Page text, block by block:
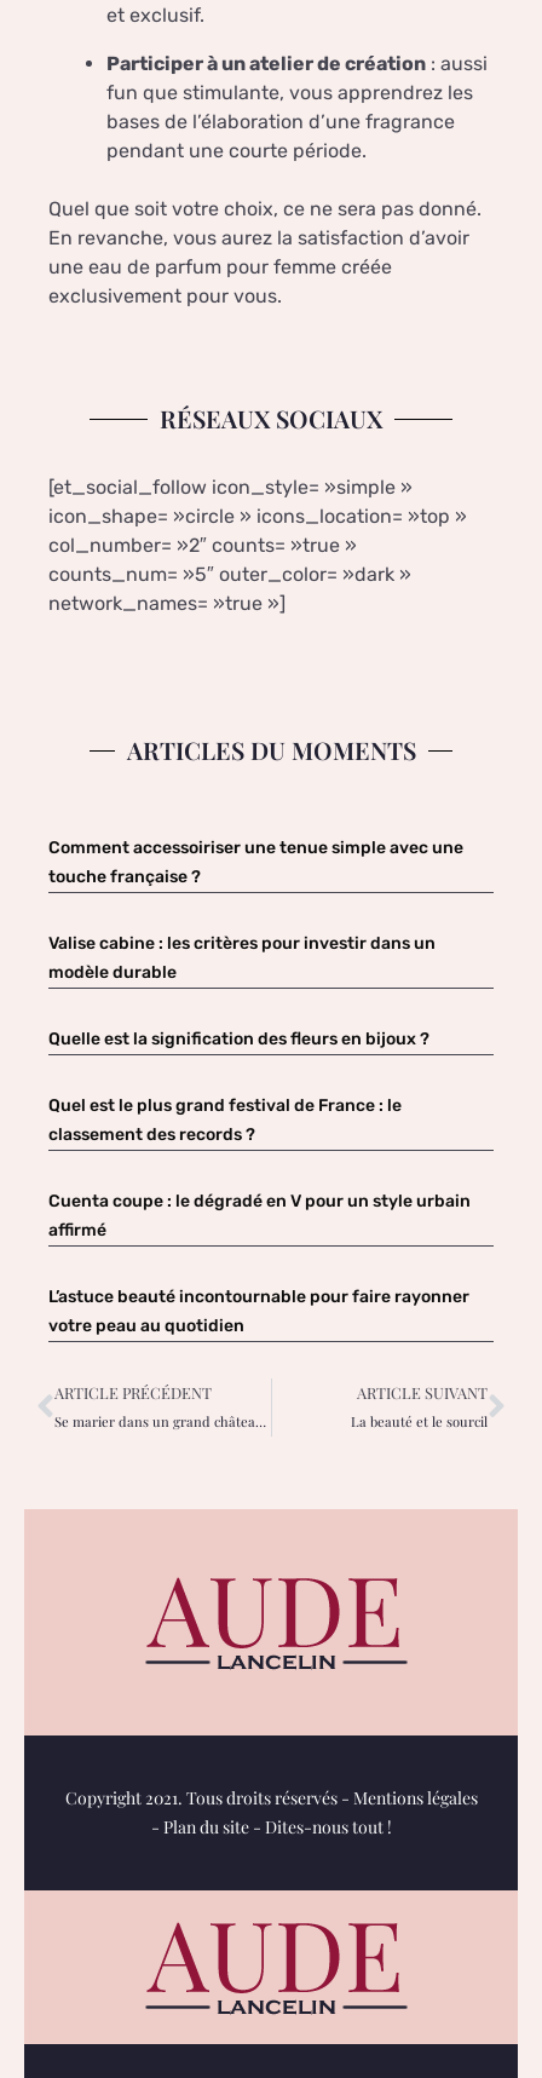
et exclusif.
Participer à un atelier de création : aussi
fun que stimulante, vous apprendrez les
bases de l’élaboration d’une fragrance
pendant une courte période.
Quel que soit votre choix, ce ne sera pas donné.
En revanche, vous aurez la satisfaction d’avoir
une eau de parfum pour femme créée
exclusivement pour vous.
RÉSEAUX SOCIAUX
[et_social_follow icon_style= »simple »
icon_shape= »circle » icons_location= »top »
col_number= »2″ counts= »true »
counts_num= »5″ outer_color= »dark »
network_names= »true »]
ARTICLES DU MOMENTS
Comment accessoiriser une tenue simple avec une
touche française ?
Valise cabine : les critères pour investir dans un
modèle durable
Quelle est la signification des fleurs en bijoux ?
Quel est le plus grand festival de France : le
classement des records ?
Cuenta coupe : le dégradé en V pour un style urbain
affirmé
L’astuce beauté incontournable pour faire rayonner
votre peau au quotidien
ARTICLE PRÉCÉDENT
Se marier dans un grand château à Lyon
ARTICLE SUIVANT
La beauté et le sourcil
Copyright 2021. Tous droits réservés - Mentions légales
- Plan du site- Dites-nous tout !